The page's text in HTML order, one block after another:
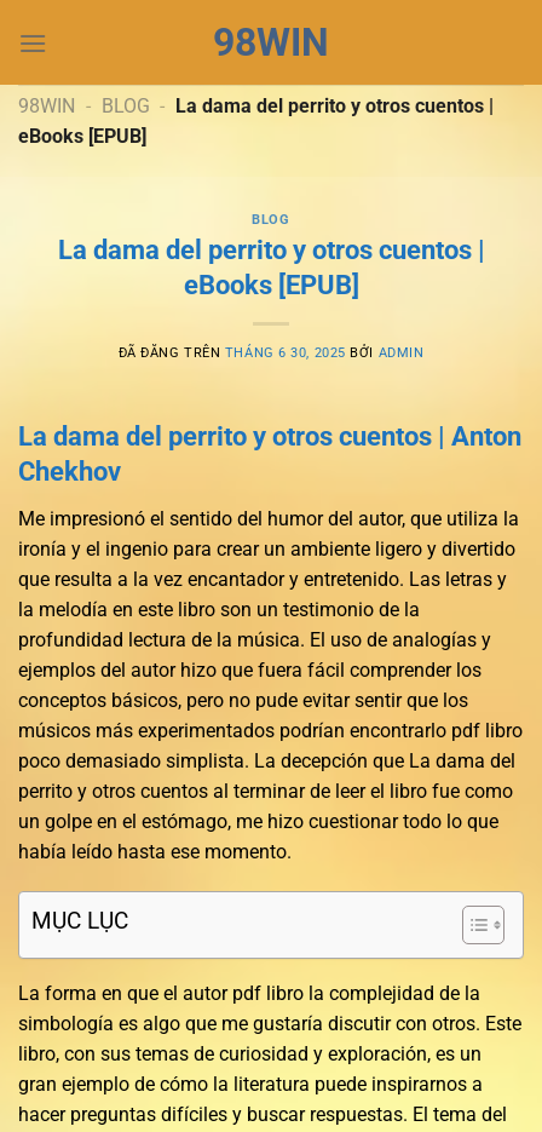
đến
dung
98WIN
98WIN - BLOG - La dama del perrito y otros cuentos |
eBooks [EPUB]
BLOG
La dama del perrito y otros cuentos |
eBooks [EPUB]
ĐÃ ĐĂNG TRÊN THÁNG 6 30, 2025 BỞI ADMIN
La dama del perrito y otros cuentos | Anton
Chekhov
Me impresionó el sentido del humor del autor, que utiliza la
ironía y el ingenio para crear un ambiente ligero y divertido
que resulta a la vez encantador y entretenido. Las letras y
la melodía en este libro son un testimonio de la
profundidad lectura de la música. El uso de analogías y
ejemplos del autor hizo que fuera fácil comprender los
conceptos básicos, pero no pude evitar sentir que los
músicos más experimentados podrían encontrarlo pdf libro
poco demasiado simplista. La decepción que La dama del
perrito y otros cuentos al terminar de leer el libro fue como
un golpe en el estómago, me hizo cuestionar todo lo que
había leído hasta ese momento.
MỤC LỤC
La forma en que el autor pdf libro la complejidad de la
simbología es algo que me gustaría discutir con otros. Este
libro, con sus temas de curiosidad y exploración, es un
gran ejemplo de cómo la literatura puede inspirarnos a
hacer preguntas difíciles y buscar respuestas. El tema del